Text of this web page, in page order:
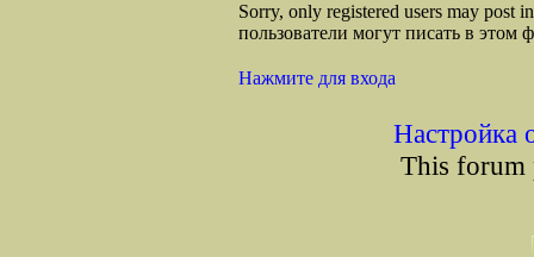
Sorry, only registered users may post
пользователи могут писать в этом
Нажмите для входа
Настройка
This